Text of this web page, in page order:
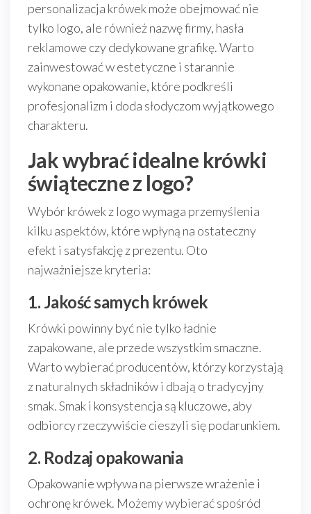
personalizacja krówek może obejmować nie
tylko logo, ale również nazwę firmy, hasła
reklamowe czy dedykowane grafikę. Warto
zainwestować w estetyczne i starannie
wykonane opakowanie, które podkreśli
profesjonalizm i doda słodyczom wyjątkowego
charakteru.
Jak wybrać idealne krówki
świąteczne z logo?
Wybór krówek z logo wymaga przemyślenia
kilku aspektów, które wpłyną na ostateczny
efekt i satysfakcję z prezentu. Oto
najważniejsze kryteria:
1. Jakość samych krówek
Krówki powinny być nie tylko ładnie
zapakowane, ale przede wszystkim smaczne.
Warto wybierać producentów, którzy korzystają
z naturalnych składników i dbają o tradycyjny
smak. Smak i konsystencja są kluczowe, aby
odbiorcy rzeczywiście cieszyli się podarunkiem.
2. Rodzaj opakowania
Opakowanie wpływa na pierwsze wrażenie i
ochronę krówek. Możemy wybierać spośród